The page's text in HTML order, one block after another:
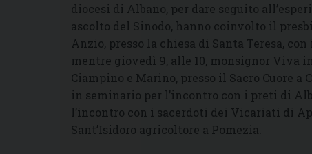
diocesi di Albano, per dare seguito
ascolto del Sinodo, hanno coinvolto il
Anzio, presso la chiesa di Santa Teresa,
mentre giovedì 9, alle 10, monsignor
Ciampino e Marino, presso il Sacro Cuore a
in seminario per l’incontro con i preti di
l’incontro con i sacerdoti dei Vicariati di
Sant’Isidoro agricoltore a Pomezia.